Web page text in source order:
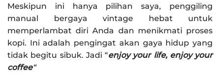
Meskipun ini hanya pilihan saya, penggiling
manual bergaya vintage hebat untuk
memperlambat diri Anda dan menikmati proses
kopi. Ini adalah pengingat akan gaya hidup yang
tidak begitu sibuk. Jadi “enjoy your life, enjoy your
coffee“